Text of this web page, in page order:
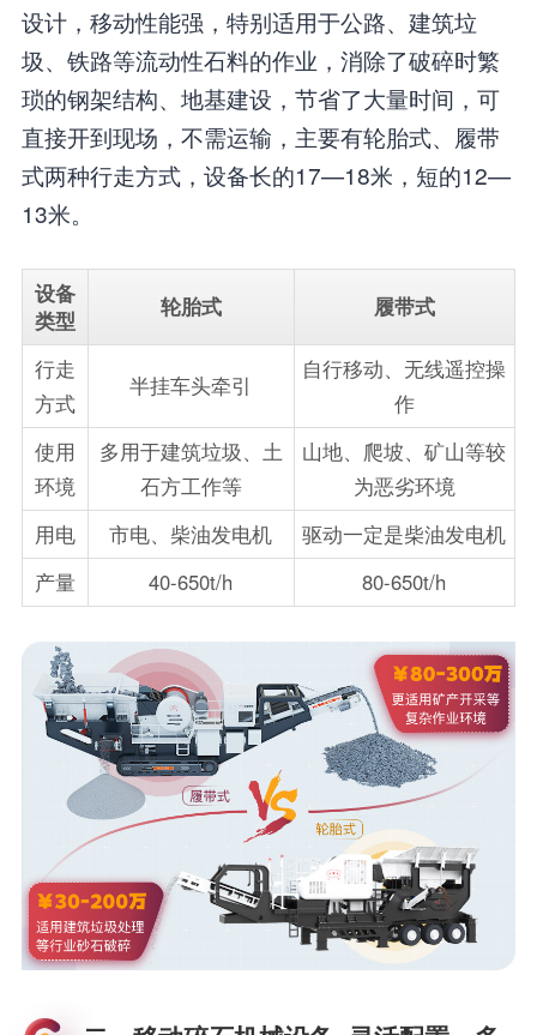
设计，移动性能强，特别适用于公路、建筑垃
圾、铁路等流动性石料的作业，消除了破碎时繁
琐的钢架结构、地基建设，节省了大量时间，可
直接开到现场，不需运输，主要有轮胎式、履带
式两种行走方式，设备长的17—18米，短的12—
13米。
设备
类型
轮胎式 履带式
行走
方式
半挂车头牵引
自行移动、无线遥控操
作
使用
环境
多用于建筑垃圾、土
石方工作等
山地、爬坡、矿山等较
为恶劣环境
用电
市电、柴油发电机
驱动一定是柴油发电机
产量
40-650t/h 80-650t/h